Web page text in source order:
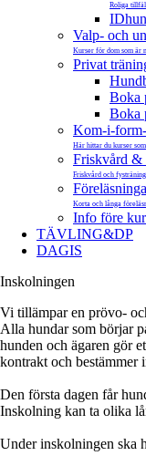
Roliga
Valp- och
Kurser för dom som är
Privat
Boka
Boka
Kom-i-
Här hittar du kurser
Friskvård &
Friskvård och
Korta och långa
Info före
TÄVLING&DP
DAGIS
Inskolningen
Vi tillämpar en prövo-
Alla hundar som börjar
hunden och ägaren gör
kontrakt och bestämmer
Den första dagen får
Inskolning kan ta olika
Under inskolningen ska